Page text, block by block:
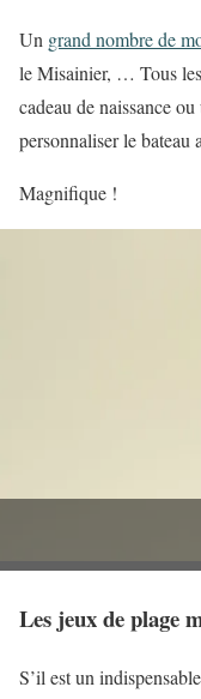
Un grand nombre de
le Misainier, … Tous
cadeau de naissance
personnaliser le bateau
Magnifique !
Les jeux de plage
S’il est un